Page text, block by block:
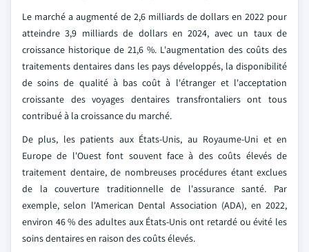
Le marché a augmenté de 2,6 milliards de dollars en 2022 pour
atteindre 3,9 milliards de dollars en 2024, avec un taux de
croissance historique de 21,6 %. L'augmentation des coûts des
traitements dentaires dans les pays développés, la disponibilité
de soins de qualité à bas coût à l'étranger et l'acceptation
croissante des voyages dentaires transfrontaliers ont tous
contribué à la croissance du marché.
De plus, les patients aux États-Unis, au Royaume-Uni et en
Europe de l'Ouest font souvent face à des coûts élevés de
traitement dentaire, de nombreuses procédures étant exclues
de la couverture traditionnelle de l'assurance santé. Par
exemple, selon l'American Dental Association (ADA), en 2022,
environ 46 % des adultes aux États-Unis ont retardé ou évité les
soins dentaires en raison des coûts élevés.